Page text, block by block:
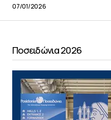
07/01/2026
Ποσειδώνια 2026